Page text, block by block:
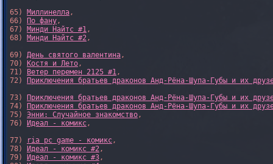
65) Миллинелла,
66)
По фану,
67) Минди Найтс #1,
68) Минди Найтс #2,
69) День святого валентина,
70)
Костя и Лето,
71)
Ветер перемен 2125 #1,
72)
Приключения братьев драконов Анд-Рёна-Шупа-Губы и их
73)
Приключения братьев драконов Анд-Рёна-Шупа-Губы и их
74)
Приключения братьев драконов Анд-Рёна-Шупа-Губы и их
75) Энни: Случайное знакомство,
76)
Идеал - комикс,
77)
ria pc game - комикс,
78)
Идеал - комикс #2,
79)
Идеал - комикс #3,